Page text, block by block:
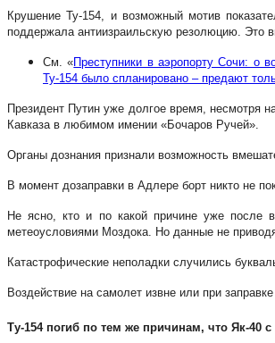
Крушение Ту-154, и возможный мотив
поддержала антиизраильскую резолюцию. Это
См. «Преступники в аэропорту Сочи: о
Ту-154 было спланировано – предают
Президент Путин уже долгое время, несмотря
Кавказа в любимом имении «Бочаров Ручей».
Органы дознания признали возможность
В момент дозаправки в Адлере борт никто не
Не ясно, кто и по какой причине уже после
метеоусловиями Моздока. Но данные не
Катастрофические неполадки случились
Воздействие на самолет извне или при
Ту-154 погиб по тем же причинам, что Як-40